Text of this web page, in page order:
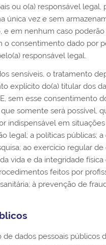
ou o(a) responsável legal,
única vez e sem
e em nenhum caso poderão
o consentimento dado por
responsável legal.
sensíveis, o tratamento
explícito do(a) titular dos
sem esse consentimento
que somente será possível,
indispensável em
legal; a políticas públicas;
ao exercício regular de
vida e da integridade física
feitos por
à prevenção de
de dados pessoais públicos